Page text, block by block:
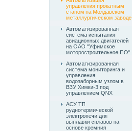
управления прокатным
станом на Молдавском
металлургическом заводе
Автоматизированная
система испытания
авиационных двигателей
на ОАО "Уфимское
моторостроительное ПО"
Автоматизированная
система мониторинга и
управления
водозаборным узлом в
ВЗУ Химки-3 под
управлением QNX
АСУ ТП
руднотермической
электропечи для
выплавки сплавов на
основе кремния